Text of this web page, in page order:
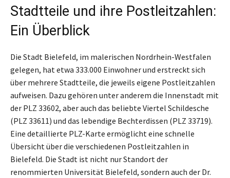
Stadtteile und ihre Postleitzahlen:
Ein Überblick
Die Stadt Bielefeld, im malerischen Nordrhein-Westfalen
gelegen, hat etwa 333.000 Einwohner und erstreckt sich
über mehrere Stadtteile, die jeweils eigene Postleitzahlen
aufweisen. Dazu gehören unter anderem die Innenstadt mit
der PLZ 33602, aber auch das beliebte Viertel Schildesche
(PLZ 33611) und das lebendige Bechterdissen (PLZ 33719).
Eine detaillierte PLZ-Karte ermöglicht eine schnelle
Übersicht über die verschiedenen Postleitzahlen in
Bielefeld. Die Stadt ist nicht nur Standort der
renommierten Universität Bielefeld, sondern auch der Dr.